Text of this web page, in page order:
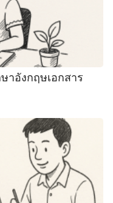
าอังกฤษเอกสาร